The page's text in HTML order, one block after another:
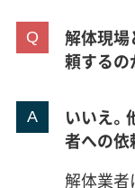
解体現
頼するの
いいえ
者への依
解体業者